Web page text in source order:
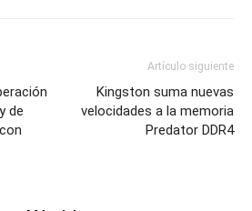
de
Artículo siguiente
Kingston suma nuevas
velocidades a la memoria
Predator DDR4